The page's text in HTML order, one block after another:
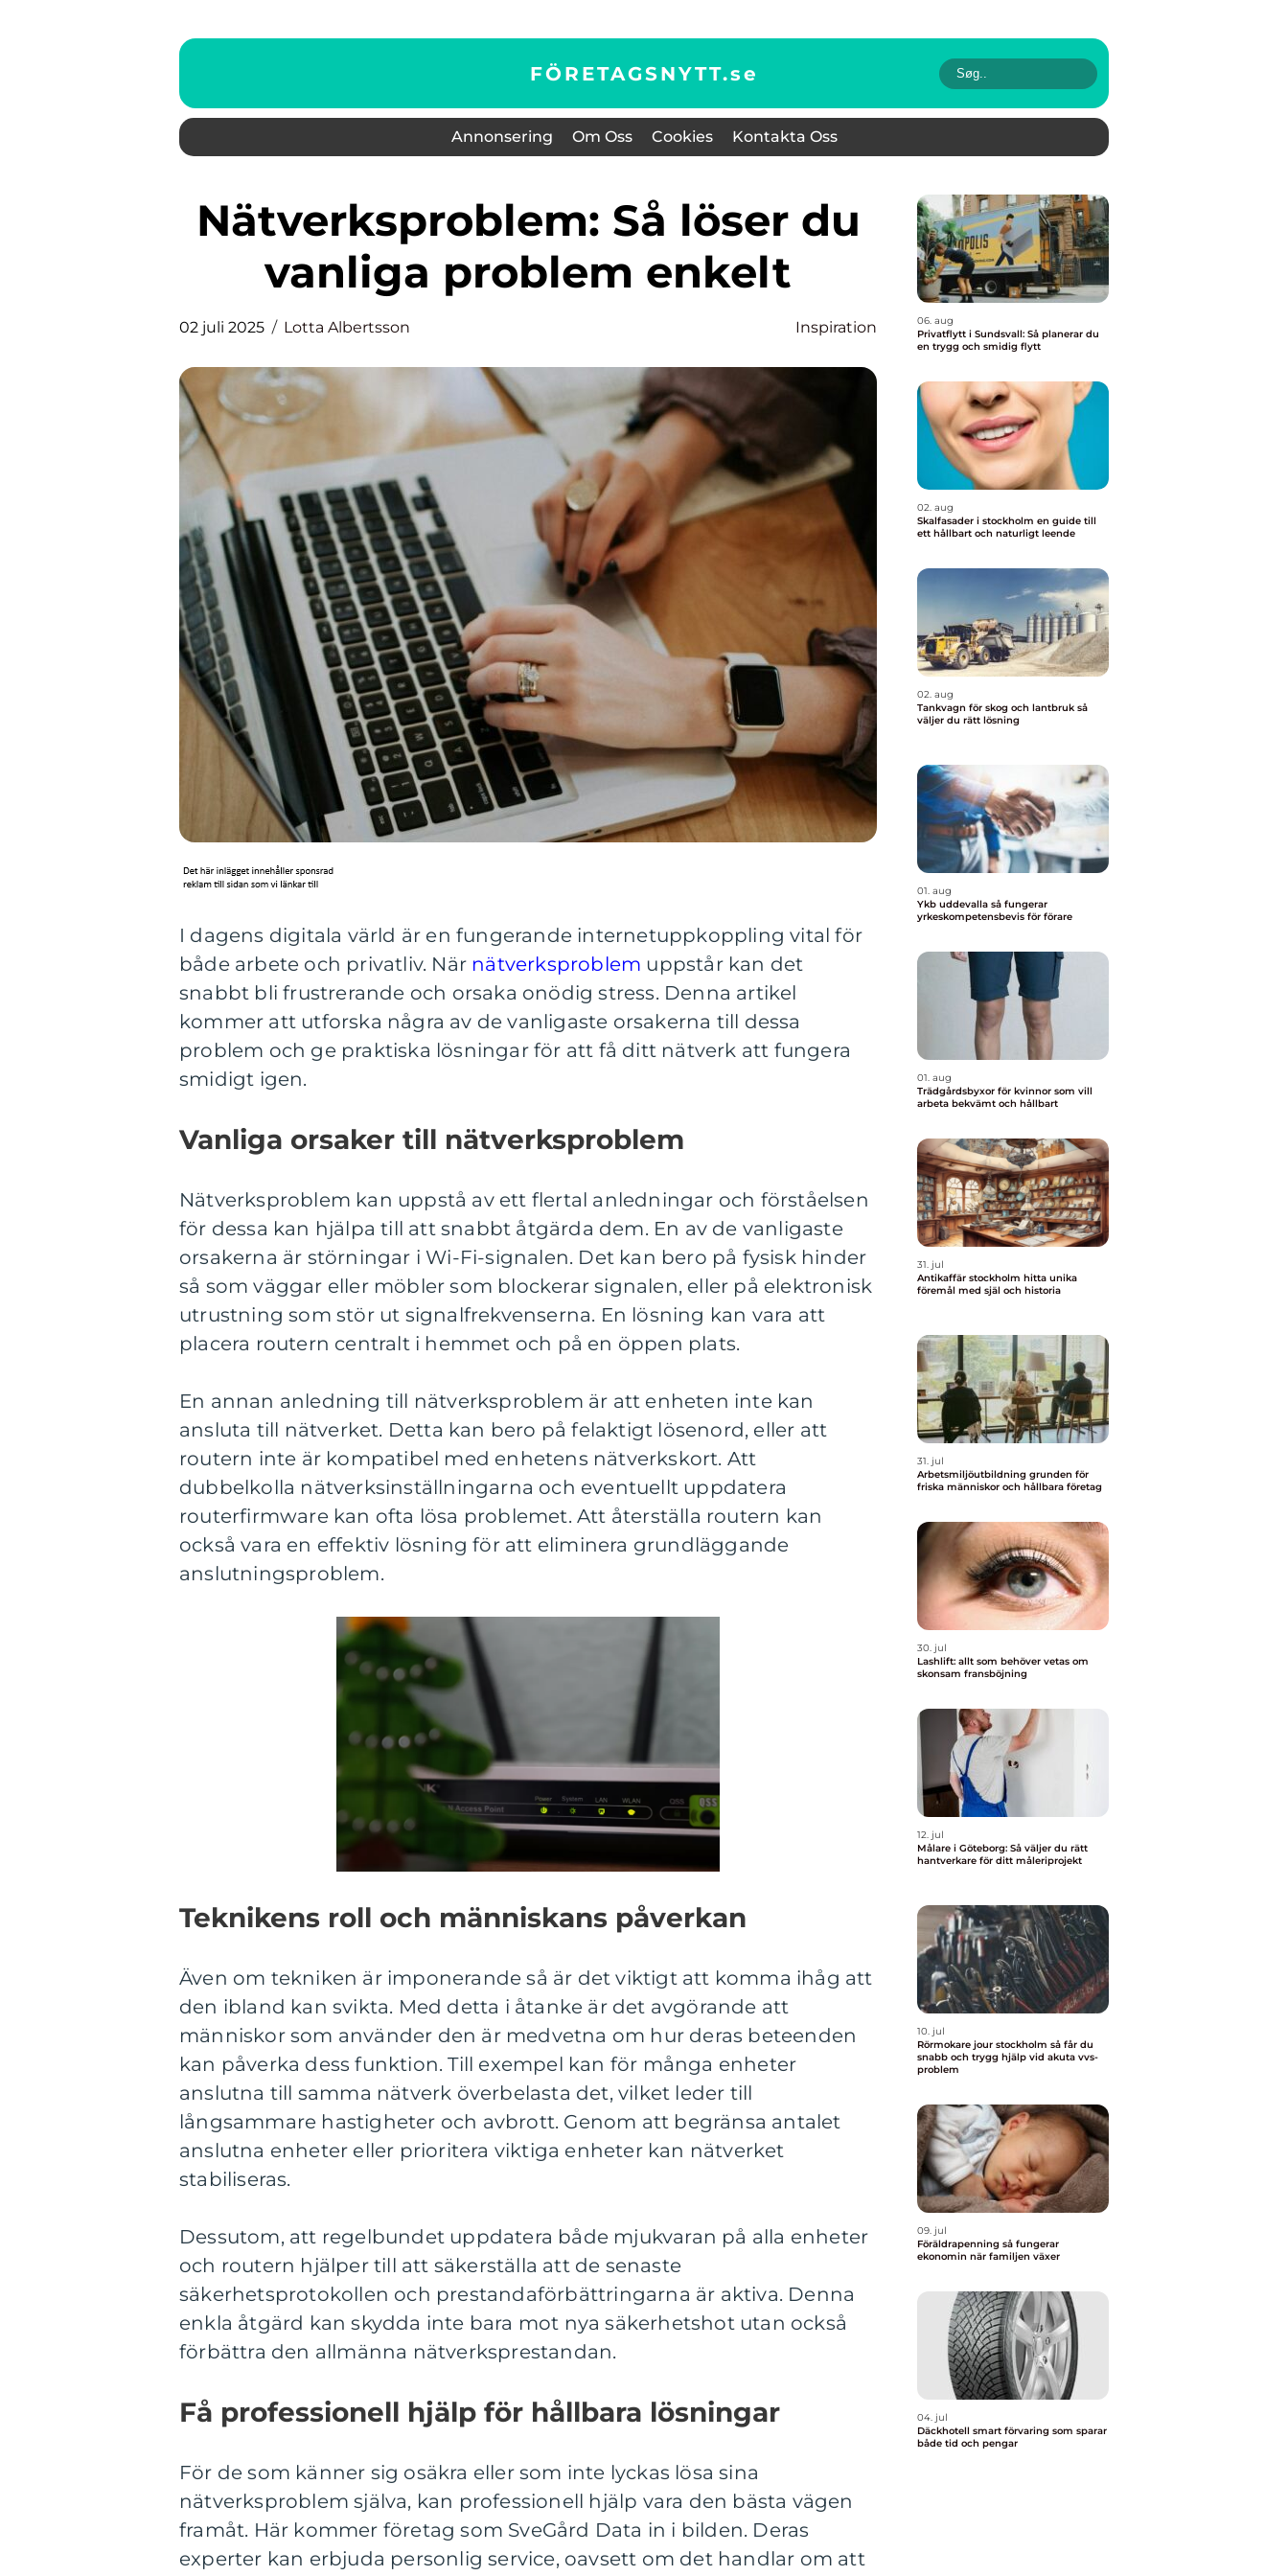
FÖRETAGSNYTT.se
Annonsering Om Oss Cookies Kontakta Oss
Nätverksproblem: Så löser du
vanliga problem enkelt
02 juli 2025 Lotta Albertsson Inspiration
I dagens digitala värld är en fungerande internetuppkoppling vital för
både arbete och privatliv. När nätverksproblem uppstår kan det
snabbt bli frustrerande och orsaka onödig stress. Denna artikel
kommer att utforska några av de vanligaste orsakerna till dessa
problem och ge praktiska lösningar för att få ditt nätverk att fungera
smidigt igen.
Vanliga orsaker till nätverksproblem
Nätverksproblem kan uppstå av ett flertal anledningar och förståelsen
för dessa kan hjälpa till att snabbt åtgärda dem. En av de vanligaste
orsakerna är störningar i Wi-Fi-signalen. Det kan bero på fysisk hinder
så som väggar eller möbler som blockerar signalen, eller på elektronisk
utrustning som stör ut signalfrekvenserna. En lösning kan vara att
placera routern centralt i hemmet och på en öppen plats.
En annan anledning till nätverksproblem är att enheten inte kan
ansluta till nätverket. Detta kan bero på felaktigt lösenord, eller att
routern inte är kompatibel med enhetens nätverkskort. Att
dubbelkolla nätverksinställningarna och eventuellt uppdatera
routerfirmware kan ofta lösa problemet. Att återställa routern kan
också vara en effektiv lösning för att eliminera grundläggande
anslutningsproblem.
Teknikens roll och människans påverkan
Även om tekniken är imponerande så är det viktigt att komma ihåg att
den ibland kan svikta. Med detta i åtanke är det avgörande att
människor som använder den är medvetna om hur deras beteenden
kan påverka dess funktion. Till exempel kan för många enheter
anslutna till samma nätverk överbelasta det, vilket leder till
långsammare hastigheter och avbrott. Genom att begränsa antalet
anslutna enheter eller prioritera viktiga enheter kan nätverket
stabiliseras.
Dessutom, att regelbundet uppdatera både mjukvaran på alla enheter
och routern hjälper till att säkerställa att de senaste
säkerhetsprotokollen och prestandaförbättringarna är aktiva. Denna
enkla åtgärd kan skydda inte bara mot nya säkerhetshot utan också
förbättra den allmänna nätverksprestandan.
Få professionell hjälp för hållbara lösningar
För de som känner sig osäkra eller som inte lyckas lösa sina
nätverksproblem själva, kan professionell hjälp vara den bästa vägen
framåt. Här kommer företag som SveGård Data in i bilden. Deras
experter kan erbjuda personlig service, oavsett om det handlar om att
06. aug
Privatflytt i Sundsvall: Så planerar du
en trygg och smidig flytt
02. aug
Skalfasader i stockholm en guide till
ett hållbart och naturligt leende
02. aug
Tankvagn för skog och lantbruk så
väljer du rätt lösning
01. aug
Ykb uddevalla så fungerar
yrkeskompetensbevis för förare
01. aug
Trädgårdsbyxor för kvinnor som vill
arbeta bekvämt och hållbart
31. jul
Antikaffär stockholm hitta unika
föremål med själ och historia
31. jul
Arbetsmiljöutbildning grunden för
friska människor och hållbara företag
30. jul
Lashlift: allt som behöver vetas om
skonsam fransböjning
12. jul
Målare i Göteborg: Så väljer du rätt
hantverkare för ditt måleriprojekt
10. jul
Rörmokare jour stockholm så får du
snabb och trygg hjälp vid akuta vvs-
problem
09. jul
Föräldrapenning så fungerar
ekonomin när familjen växer
04. jul
Däckhotell smart förvaring som sparar
både tid och pengar